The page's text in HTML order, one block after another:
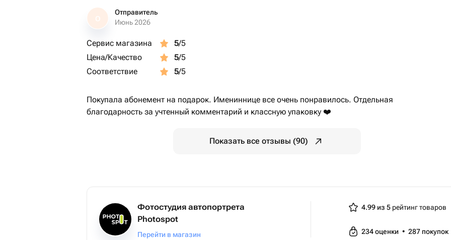
О
Отправитель
Июнь 2026
Сервис магазина 5/5
Цена/Качество
5/5
Соответствие
5/5
Покупала абонемент на подарок. Имениннице все очень понравилось. Отдельная
благодарность за учтенный комментарий и классную упаковку ❤️
Показать все отзывы (90)
Фотостудия автопортрета
Photospot
Перейти в магазин
4.99 из 5 рейтинг товаров
234оценки • 287 покупок